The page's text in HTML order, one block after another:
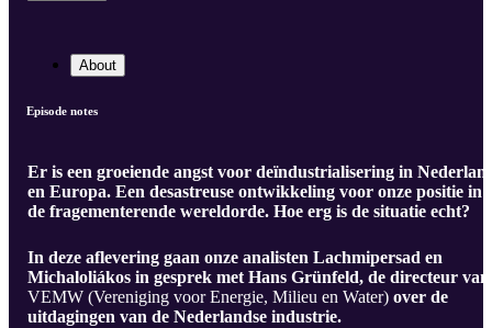
About
Episode notes
Er is een groeiende angst voor deïndustrialisering in
en Europa. Een desastreuse ontwikkeling voor onze positie in
de fragementerende wereldorde. Hoe erg is de situatie echt?
In deze aflevering gaan onze analisten Lachmipersad en
Michaloliákos in gesprek met Hans Grünfeld, de directeur van
VEMW (Vereniging voor Energie, Milieu en Water) over de
uitdagingen van de Nederlandse industrie.